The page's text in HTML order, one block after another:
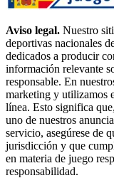
Aviso legal. Nuestro
deportivas nacionales
dedicados a producir
información relevante
responsable. En
marketing y utilizamos
línea. Esto significa
uno de nuestros
servicio, asegúrese de
jurisdicción y que
en materia de juego
responsabilidad.